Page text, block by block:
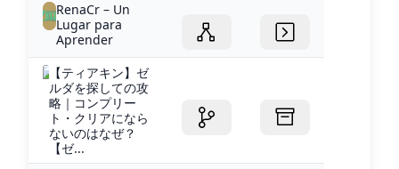
RenaCr – Un
Lugar para
Aprender
【ティアキン】ゼ
ルダを探しての攻
略｜コンプリー
ト・クリアになら
ないのはなぜ？
【ゼ...